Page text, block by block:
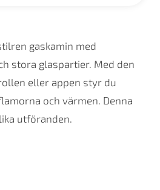
gaskamin med
stora glaspartier. Med den
eller appen styr du
och värmen. Denna
utföranden.